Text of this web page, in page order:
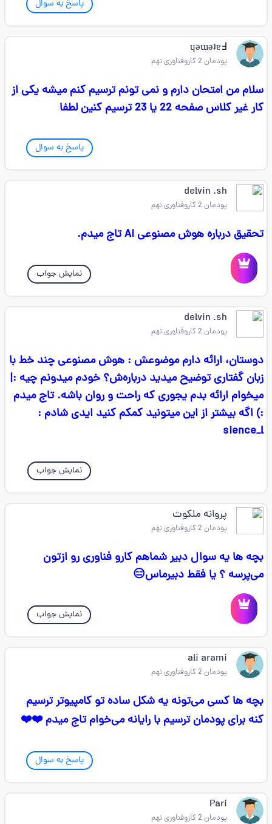
پاسخ به سوال
ɥǝɯǝʇɐꓞ
پودمان 2 کاروفناوری نهم
سلام من امتحان دارم و نمی تونم ترسیم کنم میشه یکی از
کار غیر کلاس صفحه 22 یا 23 ترسیم کنین لطفا
پاسخ به سوال
delvin .sh
پودمان 2 کاروفناوری نهم
تحقیق درباره هوش مصنوعی Ai تاج میدم.
نمایش جواب
delvin .sh
پودمان 2 کاروفناوری نهم
دوستان، ارائه دارم موضوعش : هوش مصنوعی چند خط با
زبان گفتاری توضیح میدید درباره‌ش؟ خودم میدونم چیه :|
میخوام ارائه بدم یجوری که راحت و روان باشه. تاج میدم
:) اگه بیشتر از این میتونید کمکم کنید ایدی شادم :
sience_l
نمایش جواب
پروانه ملکوت
پودمان 2 کاروفناوری نهم
بچه ها یه سوال دبیر شماهم کارو فناوری رو ازتون
می‌پرسه ؟ یا فقط دبیرماس😑
نمایش جواب
ali arami
پودمان 2 کاروفناوری نهم
بچه ها کسی می‌تونه یه شکل ساده تو کامپیوتر ترسیم
کنه برای پودمان ترسیم با رایانه می‌خوام تاج میدم ❤️❤️
پاسخ به سوال
Pari
پودمان 2 کاروفناوری نهم